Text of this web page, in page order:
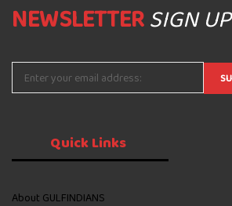
NEWSLETTERSIGN UP
QuickLinks
About GULFINDIANS